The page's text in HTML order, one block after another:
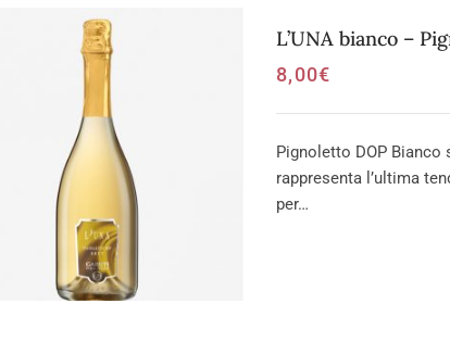
L’UNA bianco –
8,00€
Pignoletto DOP
rappresenta l’ultima
per…